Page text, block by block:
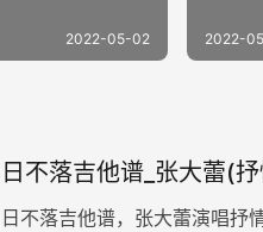
2022-05-02 2022-
日不落吉他谱_张大蕾(
日不落吉他谱，张大蕾演唱抒